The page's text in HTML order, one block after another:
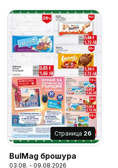
Cтраница 26
BulMag брошура
03.08. - 09.08.2026